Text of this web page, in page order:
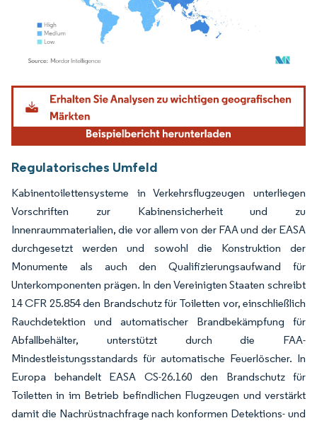
Bild © Mordor Intelligence. Wiederverwendung erfordert Namensnennung gemäß
Regulatorisches Umfeld
Kabinentoilettensysteme in Verkehrsflugzeugen unterliegen
Vorschriften zur Kabinensicherheit und zu
Innenraummaterialien, die vor allem von der FAA und der EASA
durchgesetzt werden und sowohl die Konstruktion der
Monumente als auch den Qualifizierungsaufwand für
Unterkomponenten prägen. In den Vereinigten Staaten schreibt
14 CFR 25.854 den Brandschutz für Toiletten vor, einschließlich
Rauchdetektion und automatischer Brandbekämpfung für
Abfallbehälter, unterstützt durch die FAA-
Mindestleistungsstandards für automatische Feuerlöscher. In
Europa behandelt EASA CS-26.160 den Brandschutz für
Toiletten in im Betrieb befindlichen Flugzeugen und verstärkt
damit die Nachrüstnachfrage nach konformen Detektions- und